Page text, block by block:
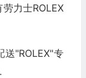
劳力士ROLEX
送"ROLEX"专